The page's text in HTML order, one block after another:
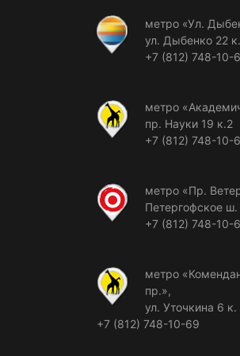
метро «Ул.
ул. Дыбенко 22
+7 (812) 748-10-
метро
пр. Науки 19 к.2
+7 (812) 748-10-
метро «Пр.
Петергофское ш.
+7 (812) 748-10-
метро
пр.»,
ул. Уточкина 6 к.
+7 (812) 748-10-69